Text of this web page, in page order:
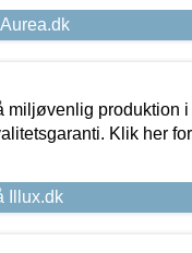
miljøvenlig produktion
Klik her
Illux.dk